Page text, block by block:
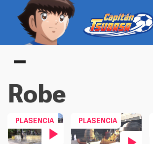
Main menu
Robe
PLASENCIA PLASENCIA